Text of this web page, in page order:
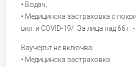
• Водач;
• Медицинска застраховка с
вкл. и COVID-19/. За лица над 66
Ваучерът не включва:
• Медицинска застраховка